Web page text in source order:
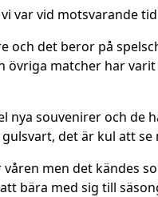
var vid motsvarande
och det beror på
övriga matcher har
nya souvenirer och de
det är kul att
men det kändes
bära med sig till